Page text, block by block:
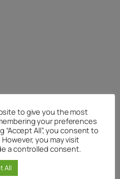
to give you the most
your preferences
“Accept All”, you consent to
you may visit
a controlled consent.
All